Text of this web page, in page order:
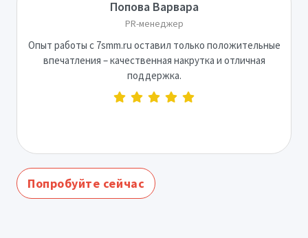
Попова Варвара
PR-менеджер
Опыт работы с 7smm.ru оставил только положительные
впечатления – качественная накрутка и отличная
поддержка.
Попробуйте сейчас